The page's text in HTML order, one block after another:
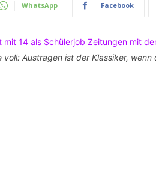
WhatsApp Facebook
voll: Austragen ist der Klassiker, wenn